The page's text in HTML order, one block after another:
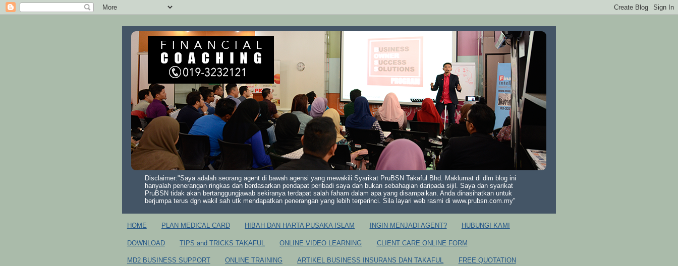
Disclaimer:"Saya adalah seorang agent di bawah agensi yang mewakili Syarikat PruBSN Takaful Bhd. Maklumat di dlm blog ini
hanyalah penerangan ringkas dan berdasarkan pendapat peribadi saya dan bukan sebahagian daripada sijil. Saya dan syarikat
PruBSN tidak akan bertanggungjawab sekiranya terdapat salah faham dalam apa yang disampaikan. Anda dinasihatkan untuk
berjumpa terus dgn wakil sah utk mendapatkan penerangan yang lebih terperinci. Sila layari web rasmi di www.prubsn.com.my"
HOME PLAN MEDICAL CARD HIBAH DAN HARTA PUSAKA ISLAM INGIN MENJADI AGENT? HUBUNGI KAMI
DOWNLOAD TIPS and TRICKS TAKAFUL ONLINE VIDEO LEARNING CLIENT CARE ONLINE FORM
MD2 BUSINESS SUPPORT ONLINE TRAINING ARTIKEL BUSINESS INSURANS DAN TAKAFUL FREE QUOTATION